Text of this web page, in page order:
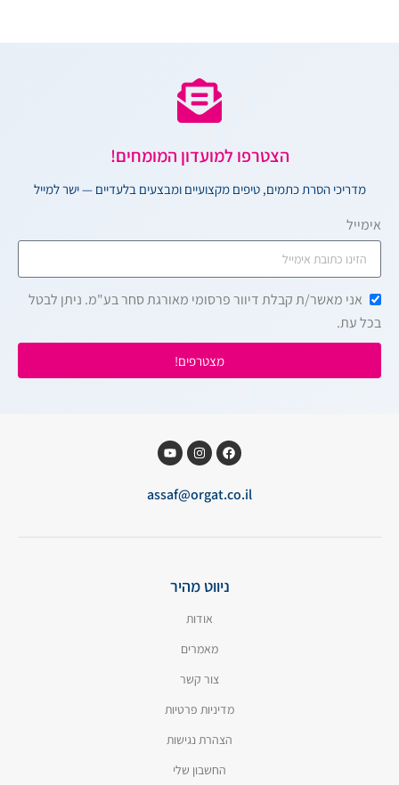
הצטרפו למועדון המומחים!
מדריכי הסרת כתמים, טיפים מקצועיים ומבצעים בלעדיים — ישר למייל
אימייל
אני מאשר/ת קבלת דיוור פרסומי מאורגת סחר בע"מ. ניתן לבטל
בכל עת.
מצטרפים!
assaf@orgat.co.il
ניווט מהיר
אודות
מאמרים
צור קשר
מדיניות פרטיות
הצהרת נגישות
החשבון שלי